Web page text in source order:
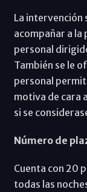
La intervención
acompañar a la
personal
También se le
personal
motiva de cara
si se
Número de
Cuenta con 20
todas las